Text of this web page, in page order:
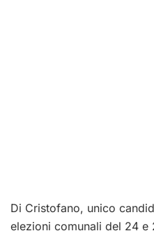
Di Cristofano, unico
elezioni comunali del 24